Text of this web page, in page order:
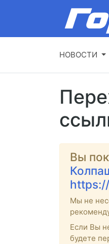
НОВОСТИ
Вы
Мы не
Если Вы
будете